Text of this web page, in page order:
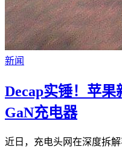
新闻
Decap实锤！苹果
GaN充电器
近日，充电头网在深度拆